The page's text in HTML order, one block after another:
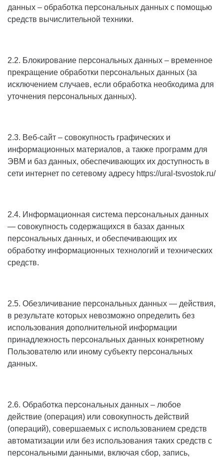
данных – обработка персональных данных с помощью
средств вычислительной техники.
2.2. Блокирование персональных данных – временное
прекращение обработки персональных данных (за
исключением случаев, если обработка необходима для
уточнения персональных данных).
2.3. Веб-сайт – совокупность графических и
информационных материалов, а также программ для
ЭВМ и баз данных, обеспечивающих их доступность в
сети интернет по сетевому адресу https://ural-tsvostok.ru/
2.4. Информационная система персональных данных
— совокупность содержащихся в базах данных
персональных данных, и обеспечивающих их
обработку информационных технологий и технических
средств.
2.5. Обезличивание персональных данных — действия,
в результате которых невозможно определить без
использования дополнительной информации
принадлежность персональных данных конкретному
Пользователю или иному субъекту персональных
данных.
2.6. Обработка персональных данных – любое
действие (операция) или совокупность действий
(операций), совершаемых с использованием средств
автоматизации или без использования таких средств с
персональными данными, включая сбор, запись,